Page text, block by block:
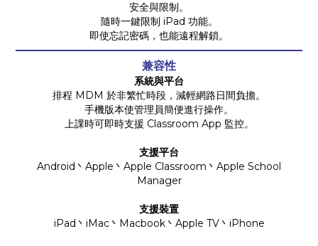
安全與限制。
隨時一鍵限制 iPad 功能。
即使忘記密碼，也能遠程解鎖。
兼容性
系統與平台
排程 MDM 於非繁忙時段，減輕網路日間負擔。
手機版本使管理員簡便進行操作。
上課時可即時支援 Classroom App 監控。
支援平台
​Android丶Apple丶Apple Classroom丶Apple School
Manager
支援裝置
iPad丶iMac丶Macbook丶Apple TV丶iPhone